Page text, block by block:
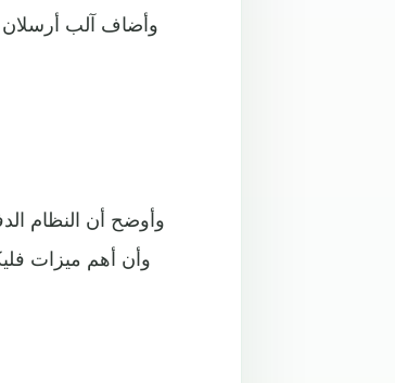
وأضاف آلب أرسلان
وأوضح أن النظام
وأن أهم ميزات